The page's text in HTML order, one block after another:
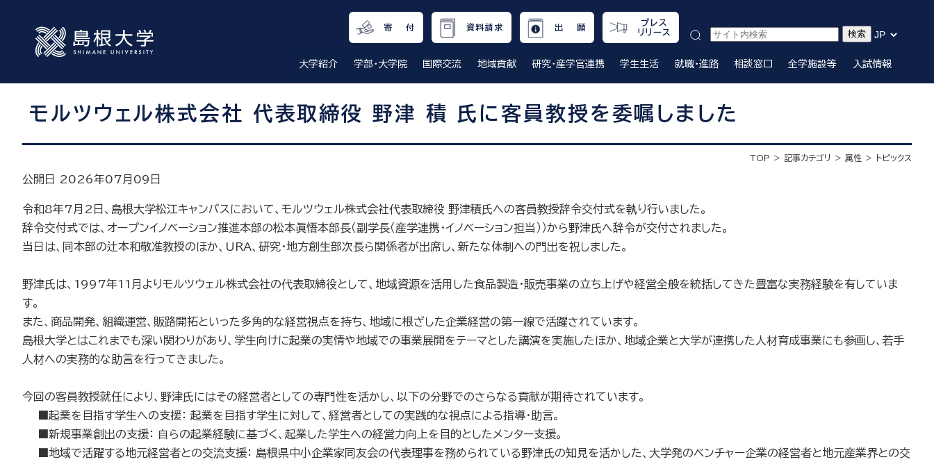
寄 付 資料請求 出 願
プレス
リリース
大学紹介 学部・大学院 国際交流 地域貢献 研究・産学官連携 学生生活 就職・進路 相談窓口 全学施設等 入試情報
モルツウェル株式会社 代表取締役 野津 積 氏に客員教授を委嘱しました
TOP 記事カテゴリ 属性 トピックス
公開日 2026年07月09日
令和8年7月2日、島根大学松江キャンパスにおいて、モルツウェル株式会社代表取締役 野津積氏への客員教授辞令交付式を執り行いました。
辞令交付式では、オープンイノベーション推進本部の松本眞悟本部長（副学長（産学連携・イノベーション担当））から野津氏へ辞令が交付されました。
当日は、同本部の辻本和敬准教授のほか、URA、研究・地方創生部次長ら関係者が出席し、新たな体制への門出を祝しました。
野津氏は、1997年11月よりモルツウェル株式会社の代表取締役として、地域資源を活用した食品製造・販売事業の立ち上げや経営全般を統括してきた豊富な実務経験を有していま
す。
また、商品開発、組織運営、販路開拓といった多角的な経営視点を持ち、地域に根ざした企業経営の第一線で活躍されています。
島根大学とはこれまでも深い関わりがあり、学生向けに起業の実情や地域での事業展開をテーマとした講演を実施したほか、地域企業と大学が連携した人材育成事業にも参画し、若手
人材への実務的な助言を行ってきました。
今回の客員教授就任により、野津氏にはその経営者としての専門性を活かし、以下の分野でのさらなる貢献が期待されています。
■起業を目指す学生への支援： 起業を目指す学生に対して、経営者としての実践的な視点による指導・助言。
■新規事業創出の支援： 自らの起業経験に基づく、起業した学生への経営力向上を目的としたメンター支援。
■地域で活躍する地元経営者との交流支援： 島根県中小企業家同友会の代表理事を務められている野津氏の知見を活かした、大学発のベンチャー企業の経営者と地元産業界との交